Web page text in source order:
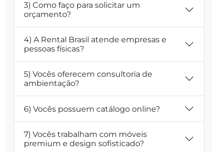
3) Como faço para solicitar um
orçamento?
4) A Rental Brasil atende empresas e
pessoas físicas?
5) Vocês oferecem consultoria de
ambientação?
6) Vocês possuem catálogo online?
7) Vocês trabalham com móveis
premium e design sofisticado?